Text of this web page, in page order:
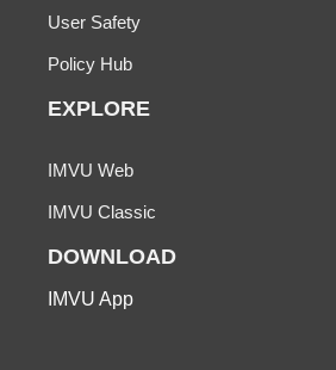
User Safety
Policy Hub
EXPLORE
IMVU Web
IMVU Classic
DOWNLOAD
IMVU App